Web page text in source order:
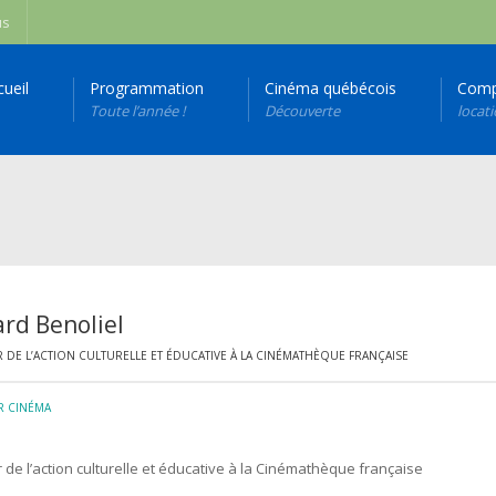
Programmation
Toute l’année !
Cinéma québécois
Découverte
Benoliel
DE L’ACTION CULTURELLE ET ÉDUCATIVE À LA CINÉMATHÈQUE FRANÇAISE
CINÉMA
de l’action culturelle et éducative à la Cinémathèque française